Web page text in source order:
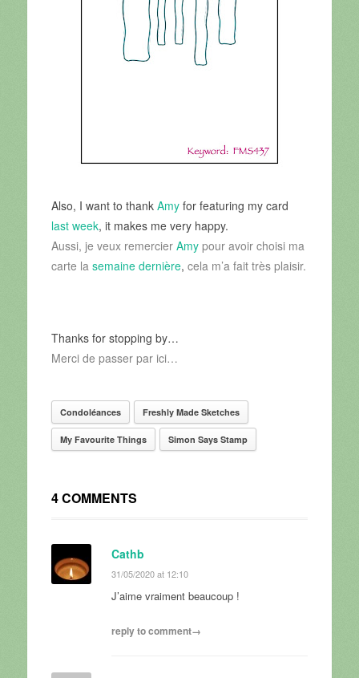
Also, I want to thank Amyfor featuring my card
last week, it makes me very happy.
Aussi, je veux remercier Amypour avoir choisi ma
carte la semaine dernière, cela m’a fait très plaisir.
Thanks for stopping by…
Merci de passer par ici…
Condoléances Freshly Made Sketches
My Favourite Things Simon Says Stamp
4 COMMENTS
Cathb
31/05/2020 at 12:10
J’aime vraiment beaucoup !
reply to comment→